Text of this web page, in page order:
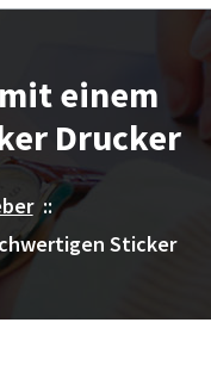
einem
Drucker
::
Sticker